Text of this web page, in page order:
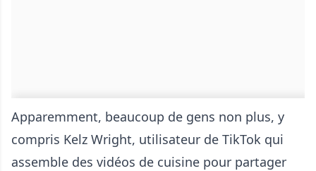
Apparemment, beaucoup de gens non plus, y
compris Kelz Wright, utilisateur de TikTok qui
assemble des vidéos de cuisine pour partager